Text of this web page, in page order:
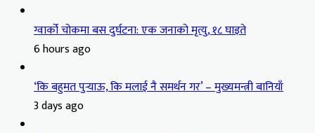
ग्वार्को चोकमा बस दुर्घटना: एक जनाको मृत्यु, १८ घाइते
6 hours ago
‘कि बहुमत पुर्‍याऊ, कि मलाई नै समर्थन गर’ – मुख्यमन्त्री बानियाँ
3 days ago